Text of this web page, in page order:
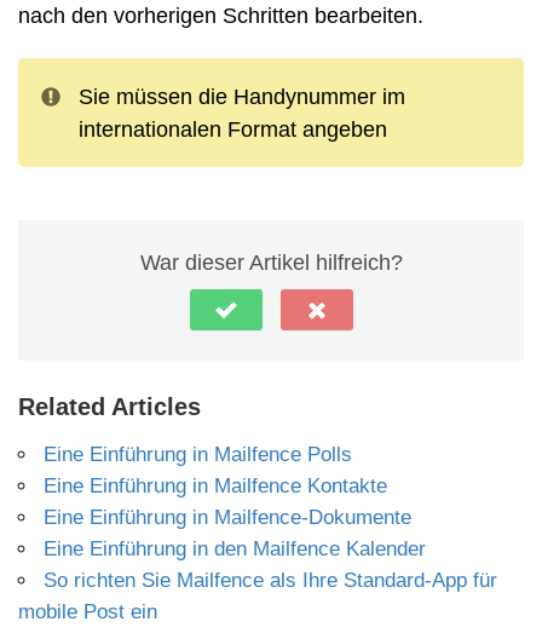
nach den vorherigen Schritten bearbeiten.
Sie müssen die Handynummer im
internationalen Format angeben
War dieser Artikel hilfreich?
Related Articles
Eine Einführung in Mailfence Polls
Eine Einführung in Mailfence Kontakte
Eine Einführung in Mailfence-Dokumente
Eine Einführung in den Mailfence Kalender
So richten Sie Mailfence als Ihre Standard-App für
mobile Post ein